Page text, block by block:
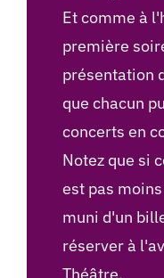
Et comme à
première
présentation
que chacun
concerts en
Notez que si
est pas
muni d'un
réserver à
Théâtre.